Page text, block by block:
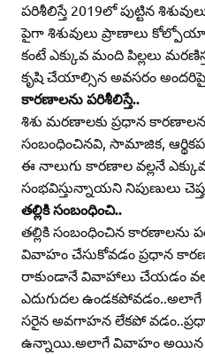
పరిశీలిస్తే 2019లో పుట్టిన
పైగా శిశువులు ప్రాణాలు
కంటే ఎక్కువ మంది పిల్లలు
కృషి చేయాల్సిన అవసరం
కారణాలను పరిశీలిస్తే..
శిశు మరణాలకు ప్రధాన కారణాలను
సంబంధించినవి, సామాజిక,
ఈ నాలుగు కారణాల వల్లనే
సంభవిస్తున్నాయని నిపుణులు
తల్లికి సంబంధించి..
తల్లికి సంబంధించిన కారణాలను
వివాహం చేసుకోవడం ప్రధాన
రాకుండానే వివాహాలు చేయడం
ఎదుగుదల ఉండకపోవడం..అలాగే
సరైన అవగాహన లేకపో
ఉన్నాయి.అలాగే వివాహం అయిన